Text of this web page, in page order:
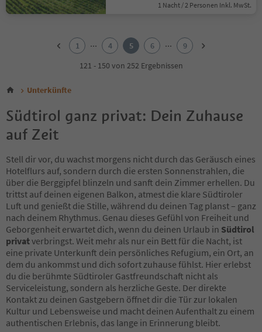
1 Nacht / 2 Personen Inkl. MwSt.
6
8
9
1 ... 4 5 6 ...
9
121 - 150 von 252 Ergebnissen
Unterkünfte
Südtirol ganz privat: Dein Zuhause
auf Zeit
Stell dir vor, du wachst morgens nicht durch das Geräusch eines
Hotelflurs auf, sondern durch die ersten Sonnenstrahlen, die
über die Berggipfel blinzeln und sanft dein Zimmer erhellen. Du
trittst auf deinen eigenen Balkon, atmest die klare Südtiroler
Luft und genießt die Stille, während du deinen Tag planst – ganz
nach deinem Rhythmus. Genau dieses Gefühl von Freiheit und
Geborgenheit erwartet dich, wenn du deinen Urlaub in Südtirol
privatverbringst. Weit mehr als nur ein Bett für die Nacht, ist
eine private Unterkunft dein persönliches Refugium, ein Ort, an
dem du ankommst und dich sofort zuhause fühlst. Hier erlebst
du die berühmte Südtiroler Gastfreundschaft nicht als
Serviceleistung, sondern als herzliche Geste. Der direkte
Kontakt zu deinen Gastgebern öffnet dir die Tür zur lokalen
Kultur und Lebensweise und macht deinen Aufenthalt zu einem
authentischen Erlebnis, das lange in Erinnerung bleibt.